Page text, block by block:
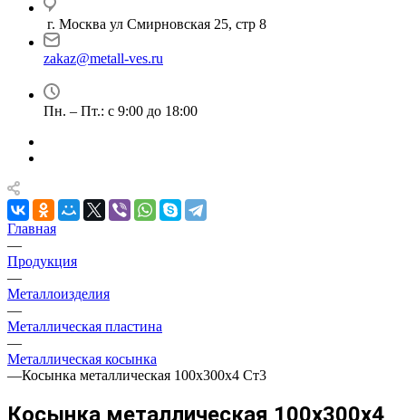
г. Москва ул Смирновская 25, стр 8
zakaz@metall-ves.ru
Пн. – Пт.: с 9:00 до 18:00
Главная
—
Продукция
—
Металлоизделия
—
Металлическая пластина
—
Металлическая косынка
—Косынка металлическая 100х300х4 Ст3
Косынка металлическая 100х300х4